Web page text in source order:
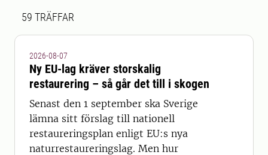
Sökresultat
59 TRÄFFAR
2026-08-07
Ny EU-lag kräver storskalig
restaurering – så går det till i skogen
Senast den 1 september ska Sverige
lämna sitt förslag till nationell
restaureringsplan enligt EU:s nya
naturrestaureringslag. Men hur